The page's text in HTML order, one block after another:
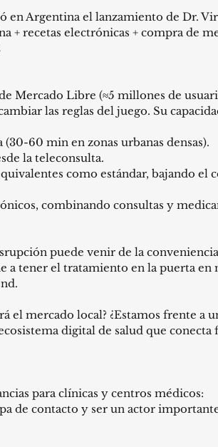
en Argentina el lanzamiento de Dr.
+ recetas electrónicas + compra de
Mercado Libre (≈5 millones de
las reglas del juego. Su
(30-60 min en zonas urbanas densas).
la teleconsulta.
como estándar, bajando
crónicos, combinando consultas y
puede venir de la
a tener el tratamiento en la puerta en
el mercado local? ¿Estamos frente a
digital de salud que
para clínicas y centros médicos:
de contacto y ser un actor